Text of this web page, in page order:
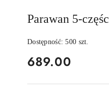
Parawan 5-
Dostępność:500 szt.
cena:
689.00